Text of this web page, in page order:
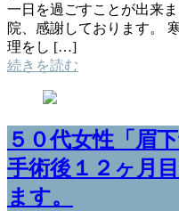
一日を過ごすことが出来
院、感謝しております。
理をし […]
続きを読む
５０代女性「眉
手術後１２ヶ月
ます。